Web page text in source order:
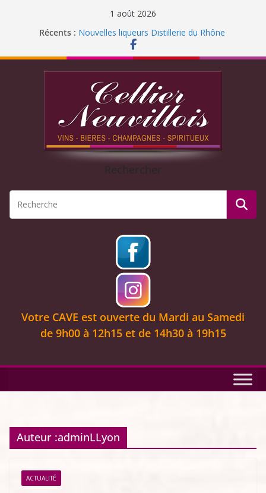
1 août 2026
Récents : Nouvelles liqueurs Distillerie du Rhône
Fermeture pour congés d’été 2026
Liqueur Jacoulot : nouveau parfum!
C’est l’été ! Soleil
et ROSÉ
Journée Dégustation : Rhums arrangés
Rechercher
Votre CAVE est ouverte du Mardi au Samedi
de 9h00 à 12h15 et de 14h30 à 19h15
Auteur :adminLLyon
ACTUALITÉ